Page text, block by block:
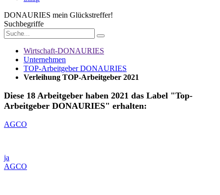
DONAURIES mein Glückstreffer!
Suchbegriffe
Wirtschaft-DONAURIES
Unternehmen
TOP-Arbeitgeber DONAURIES
Verleihung TOP-Arbeitgeber 2021
Diese 18 Arbeitgeber haben 2021 das Label "Top-
Arbeitgeber DONAURIES" erhalten:
AGCO
ja
AGCO